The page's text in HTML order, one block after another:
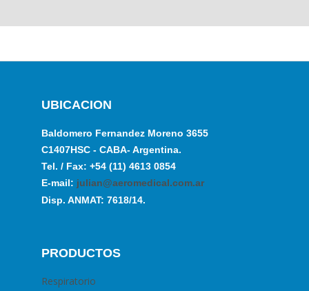
UBICACION
Baldomero Fernandez Moreno 3655
C1407HSC - CABA- Argentina.
Tel. / Fax: +54 (11) 4613 0854
E-mail: julian@aeromedical.com.ar
Disp. ANMAT: 7618/14.
PRODUCTOS
Respiratorio